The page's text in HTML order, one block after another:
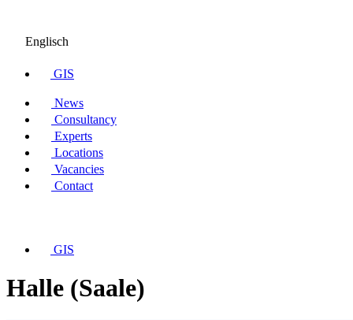
Englisch
GIS
News
Consultancy
Experts
Locations
Vacancies
Contact
GIS
Halle (Saale)